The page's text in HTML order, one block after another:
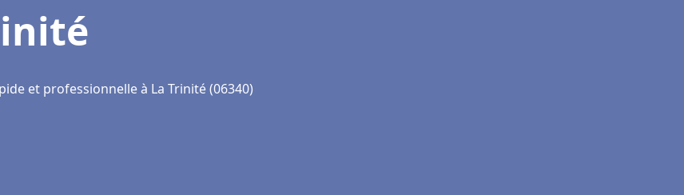
et professionnelle à La Trinité (06340)